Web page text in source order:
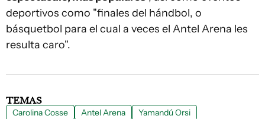
deportivos como "finales del hándbol, o
básquetbol para el cual a veces el Antel Arena les
resulta caro".
TEMAS
Carolina Cosse Antel Arena Yamandú Orsi